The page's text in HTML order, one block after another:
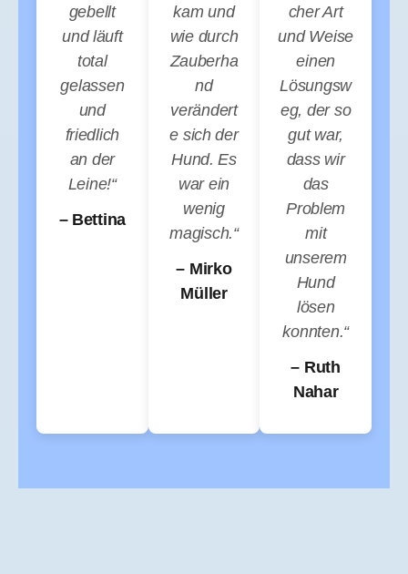
gebellt
und läuft
total
gelassen
und
friedlich
an der
Leine!“
– Bettina
kam und
wie durch
Zauberha
nd
verändert
e sich der
Hund. Es
war ein
wenig
magisch.“
– Mirko
Müller
cher Art
und Weise
einen
Lösungsw
eg, der so
gut war,
dass wir
das
Problem
mit
unserem
Hund
lösen
konnten.“
– Ruth
Nahar